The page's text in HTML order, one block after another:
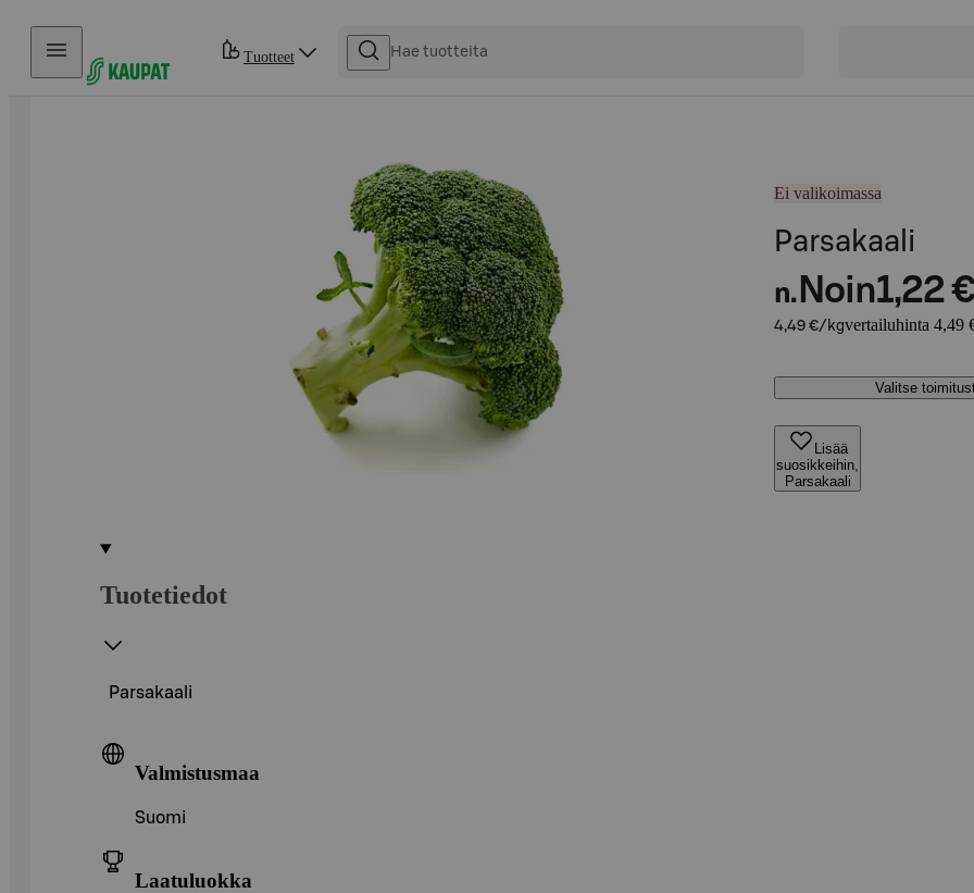
Hyppää sisältöön
Tuotteet
Ei valikoimassa
Parsakaali
n. Noin1,22 €
4,49 €/kgvertailuhinta 4,49
Valitse
Lisää
suosikkeihin,
Parsakaali
Tuotetiedot
Parsakaali
Valmistusmaa
Suomi
Laatuluokka